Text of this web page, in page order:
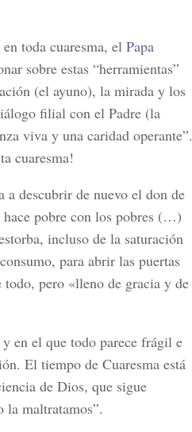
toda cuaresma, el Papa
sobre estas “herramientas”
(el ayuno), la mirada y los
filial con el Padre (la
viva y una caridad operante”.
cuaresma!
descubrir de nuevo el don de
pobre con los pobres (…)
incluso de la saturación
para abrir las puertas
todo, pero «lleno de gracia y de
en el que todo parece frágil e
El tiempo de Cuaresma está
de Dios, que sigue
la maltratamos”.